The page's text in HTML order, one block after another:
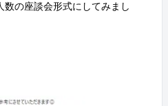
の座談会形式にしてみまし